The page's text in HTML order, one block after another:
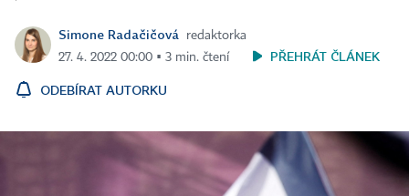
Simone Radačičová
redaktorka
27. 4. 2022 00:00 ▪ 3 min. čtení
PŘEHRÁT ČLÁNEK
ODEBÍRAT AUTORKU